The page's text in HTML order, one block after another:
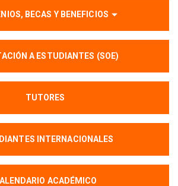
BECAS Y BENEFICIOS
A ESTUDIANTES (SOE)
TUTORES
INTERNACIONALES
ACADÉMICO